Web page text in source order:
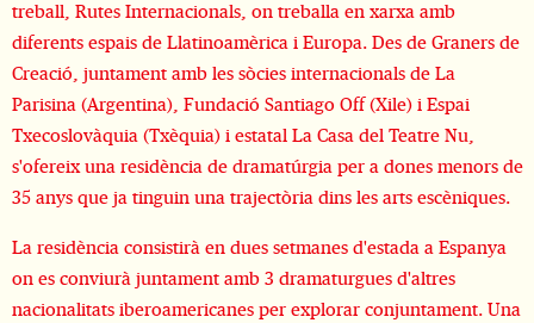
treball, Rutes Internacionals, on treballa en xarxa amb
diferents espais de Llatinoamèrica i Europa. Des de Graners de
Creació, juntament amb les sòcies internacionals de La
Parisina (Argentina), Fundació Santiago Off (Xile) i Espai
Txecoslovàquia (Txèquia) i estatal La Casa del Teatre Nu,
s'ofereix una residència de dramatúrgia per a dones menors de
35 anys que ja tinguin una trajectòria dins les arts escèniques.
La residència consistirà en dues setmanes d'estada a Espanya
on es conviurà juntament amb 3 dramaturgues d'altres
nacionalitats iberoamericanes per explorar conjuntament. Una